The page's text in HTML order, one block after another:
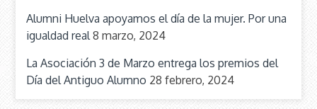
Alumni Huelva apoyamos el día de la mujer. Por una
igualdad real 8 marzo, 2024
La Asociación 3 de Marzo entrega los premios del
Día del Antiguo Alumno 28 febrero, 2024